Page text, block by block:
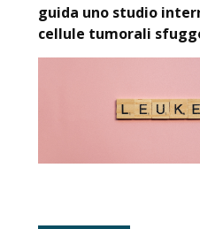
guida uno studio
cellule tumorali